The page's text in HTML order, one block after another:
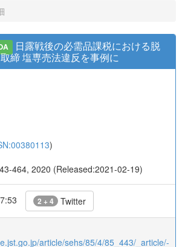
日露戦後の必需品課税における脱
締 塩専売法違反を事例に
)
464, 2020 (Released:2021-02-19)
2 + 4 Twitter
article/sehs/85/4/85_443/_article/-